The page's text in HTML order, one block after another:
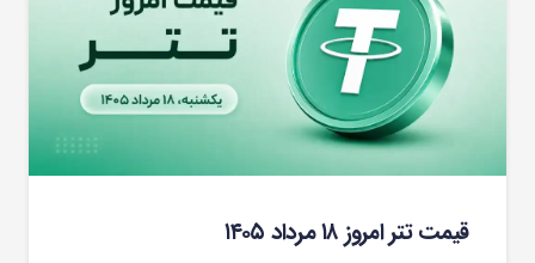
قیمت تتر امروز ۱۸ مرداد ۱۴۰۵